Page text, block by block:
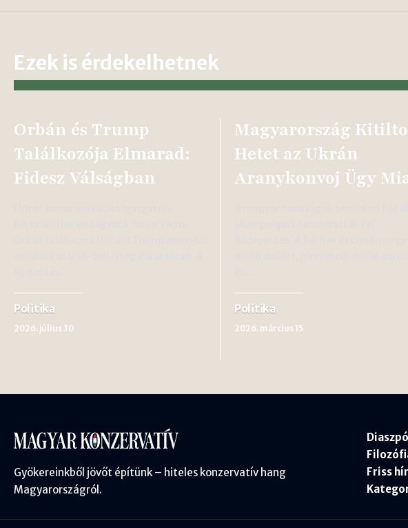
Ezek is érdekelhetnek
Orbán és Trump
Találkozója Elmarad:
Fidesz Válságban
Politika
2026. július 30
Magyarország
Hetet az Ukrán
Aranykonvoj Ügy
Politika
2026. március 15
Gyökereinkből jövőt építünk – hiteles konzervatív hang
Magyarországról.
Friss